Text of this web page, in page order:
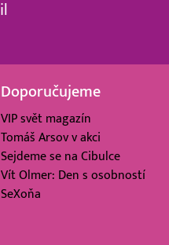
Doporučujeme
VIP svět magazín
Tomáš Arsov v akci
Sejdeme se na Cibulce
Vít Olmer: Den s osobností
SeXoňa